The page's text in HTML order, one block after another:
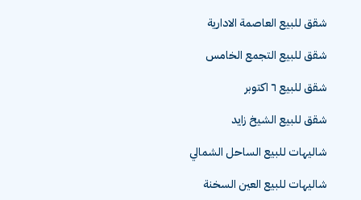
شقق للبيع العاصمة الادارية
شقق للبيع التجمع الخامس
شقق للبيع ٦ اكتوبر
شقق للبيع الشيخ زايد
شاليهات للبيع الساحل الشمالي
شاليهات للبيع العين السخنة